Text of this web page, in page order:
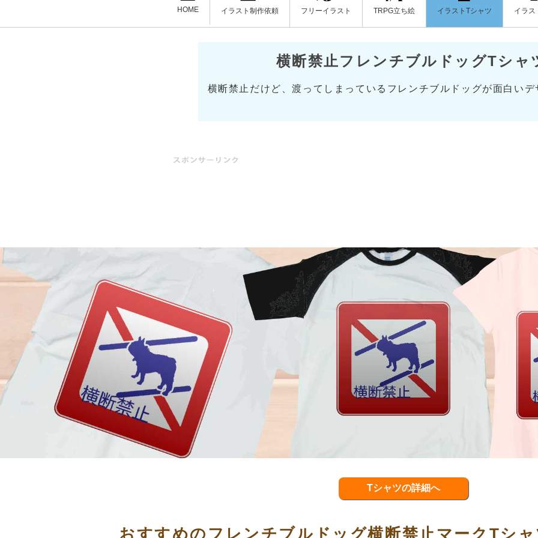
HOME イラスト制作依頼 フリーイラスト TRPG立ち絵 イラストTシャツ イラス
横断禁止フレンチブルドッグTシャ
横断禁止だけど、渡ってしまっているフレンチブルドッグが面白い
Tシャツの詳細へ
おすすめのフレンチブルドッグ横断禁止マークTシ